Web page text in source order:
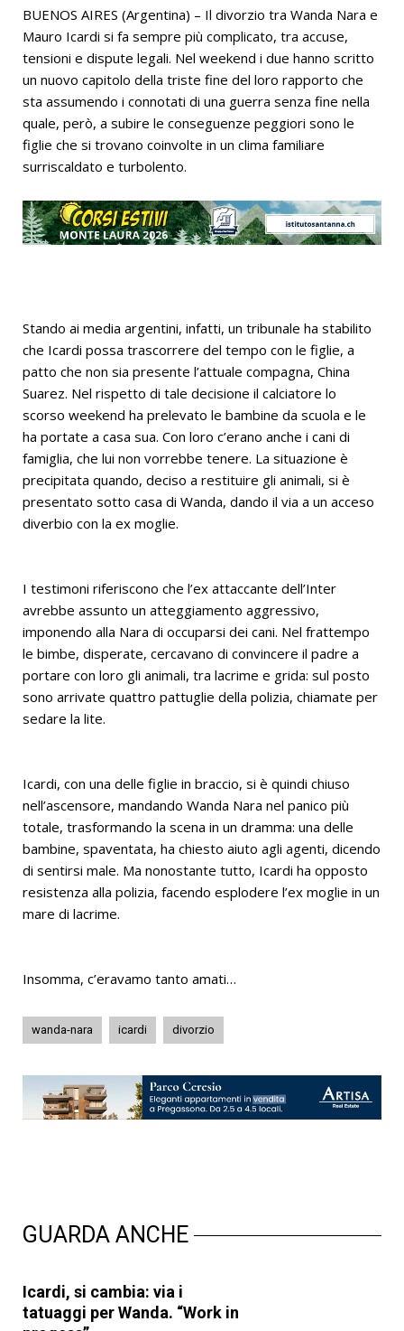
BUENOS AIRES (Argentina) – Il divorzio tra Wanda Nara e
Mauro Icardi si fa sempre più complicato, tra accuse,
tensioni e dispute legali. Nel weekend i due hanno scritto
un nuovo capitolo della triste fine del loro rapporto che
sta assumendo i connotati di una guerra senza fine nella
quale, però, a subire le conseguenze peggiori sono le
figlie che si trovano coinvolte in un clima familiare
surriscaldato e turbolento.
Stando ai media argentini, infatti, un tribunale ha stabilito
che Icardi possa trascorrere del tempo con le figlie, a
patto che non sia presente l’attuale compagna, China
Suarez. Nel rispetto di tale decisione il calciatore lo
scorso weekend ha prelevato le bambine da scuola e le
ha portate a casa sua. Con loro c’erano anche i cani di
famiglia, che lui non vorrebbe tenere. La situazione è
precipitata quando, deciso a restituire gli animali, si è
presentato sotto casa di Wanda, dando il via a un acceso
diverbio con la ex moglie.
I testimoni riferiscono che l’ex attaccante dell’Inter
avrebbe assunto un atteggiamento aggressivo,
imponendo alla Nara di occuparsi dei cani. Nel frattempo
le bimbe, disperate, cercavano di convincere il padre a
portare con loro gli animali, tra lacrime e grida: sul posto
sono arrivate quattro pattuglie della polizia, chiamate per
sedare la lite.
Icardi, con una delle figlie in braccio, si è quindi chiuso
nell’ascensore, mandando Wanda Nara nel panico più
totale, trasformando la scena in un dramma: una delle
bambine, spaventata, ha chiesto aiuto agli agenti, dicendo
di sentirsi male. Ma nonostante tutto, Icardi ha opposto
resistenza alla polizia, facendo esplodere l’ex moglie in un
mare di lacrime.
Insomma, c’eravamo tanto amati…
wanda-nara icardi divorzio
GUARDA ANCHE
Icardi, si cambia: via i
tatuaggi per Wanda. “Work in